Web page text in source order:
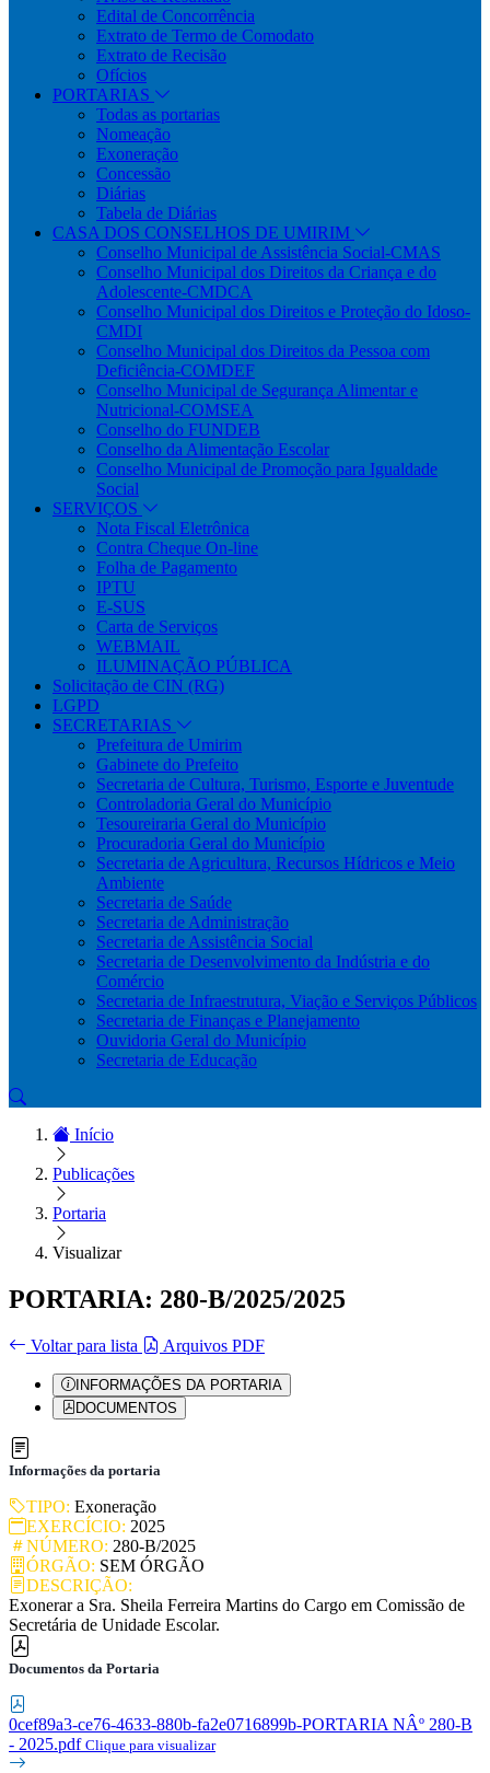
Edital de Concorrência
Extrato de Termo de Comodato
Extrato de Recisão
Ofícios
PORTARIAS
Todas as portarias
Nomeação
Exoneração
Concessão
Diárias
Tabela de Diárias
CASA DOS CONSELHOS DE UMIRIM
Conselho Municipal de Assistência Social-CMAS
Conselho Municipal dos Direitos da Criança e do
Adolescente-CMDCA
Conselho Municipal dos Direitos e Proteção do Idoso-
CMDI
Conselho Municipal dos Direitos da Pessoa com
Deficiência-COMDEF
Conselho Municipal de Segurança Alimentar e
Nutricional-COMSEA
Conselho do FUNDEB
Conselho da Alimentação Escolar
Conselho Municipal de Promoção para Igualdade
Social
SERVIÇOS
Nota Fiscal Eletrônica
Contra Cheque On-line
Folha de Pagamento
IPTU
E-SUS
Carta de Serviços
WEBMAIL
ILUMINAÇÃO PÚBLICA
Solicitação de CIN (RG)
LGPD
SECRETARIAS
Prefeitura de Umirim
Gabinete do Prefeito
Secretaria de Cultura, Turismo, Esporte e Juventude
Controladoria Geral do Município
Tesoureiraria Geral do Município
Procuradoria Geral do Município
Secretaria de Agricultura, Recursos Hídricos e Meio
Ambiente
Secretaria de Saúde
Secretaria de Administração
Secretaria de Assistência Social
Secretaria de Desenvolvimento da Indústria e do
Comércio
Secretaria de Infraestrutura, Viação e Serviços Públicos
Secretaria de Finanças e Planejamento
Ouvidoria Geral do Município
Secretaria de Educação
Início
Publicações
Portaria
Visualizar
PORTARIA: 280-B/2025/2025
Voltar para lista Arquivos PDF
INFORMAÇÕES DA PORTARIA
DOCUMENTOS
Informações da portaria
TIPO: Exoneração
EXERCÍCIO: 2025
NÚMERO: 280-B/2025
ÓRGÃO: SEM ÓRGÃO
DESCRIÇÃO:
Exonerar a Sra. Sheila Ferreira Martins do Cargo em Comissão de
Secretária de Unidade Escolar.
Documentos da Portaria
0cef89a3-ce76-4633-880b-fa2e0716899b-PORTARIA NÂº 280-B
- 2025.pdf Clique para visualizar